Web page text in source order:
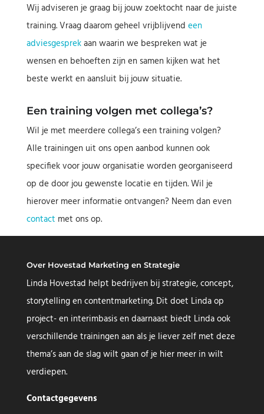
Wij adviseren je graag bij jouw zoektocht naar de juiste
training. Vraag daarom geheel vrijblijvend een
adviesgesprekaan waarin we bespreken wat je
wensen en behoeften zijn en samen kijken wat het
beste werkt en aansluit bij jouw situatie.
Een training volgen met collega’s?
Wil je met meerdere collega’s een training volgen?
Alle trainingen uit ons open aanbod kunnen ook
specifiek voor jouw organisatie worden georganiseerd
op de door jou gewenste locatie en tijden. Wil je
hierover meer informatie ontvangen? Neem dan even
contact met ons op.
Over Hovestad Marketing en Strategie
Linda Hovestad helpt bedrijven bij strategie, concept,
storytelling en contentmarketing. Dit doet Linda op
project- en interimbasis en daarnaast biedt Linda ook
verschillende trainingen aan als je liever zelf met deze
thema’s aan de slag wilt gaan of je hier meer in wilt
verdiepen.
Contactgegevens